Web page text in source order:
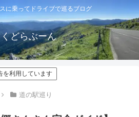
に乗ってドライブで巡るブログ
どらぶーん
を利用しています
道の駅巡り